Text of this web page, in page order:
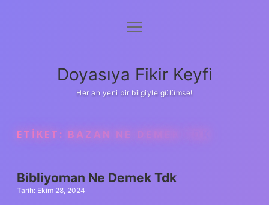
Anasayfa
Yasal Uyarı
menüyü
Doyasıya Fikir Keyfi
Her an yeni bir bilgiyle gülümse!
ETIKET: BAZAN NE DEMEK TDK
Bibliyoman Ne Demek Tdk
Tarih: Ekim 28, 2024